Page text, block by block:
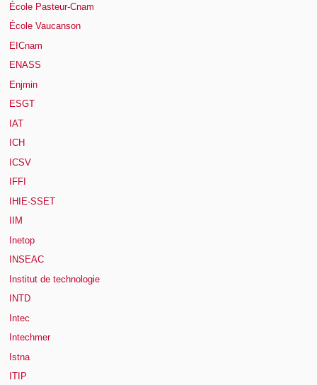
École Pasteur-Cnam
École Vaucanson
EICnam
ENASS
Enjmin
ESGT
IAT
ICH
ICSV
IFFI
IHIE-SSET
IIM
Inetop
INSEAC
Institut de technologie
INTD
Intec
Intechmer
Istna
ITIP